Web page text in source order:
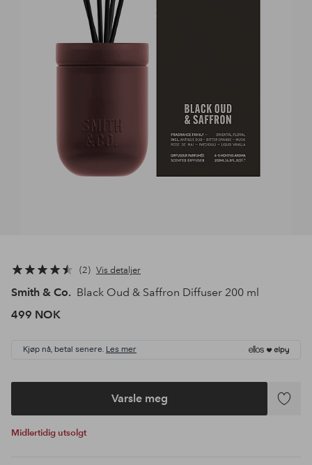
2 Vis detaljer
Smith & Co. Black Oud & Saffron Diffuser 200 ml
499 NOK
Kjøp nå, betal senere. Les mer
Varsle meg
Legg
Midlertidig utsolgt